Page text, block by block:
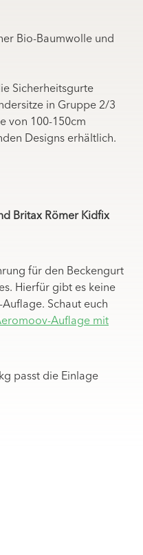
Bio-Baumwolle und
Sicherheitsgurte
in Gruppe 2/3
von 100-150cm
Designs erhältlich.
Britax Römer Kidfix
für den Beckengurt
Hierfür gibt es keine
Schaut euch
Auflage mit
passt die Einlage